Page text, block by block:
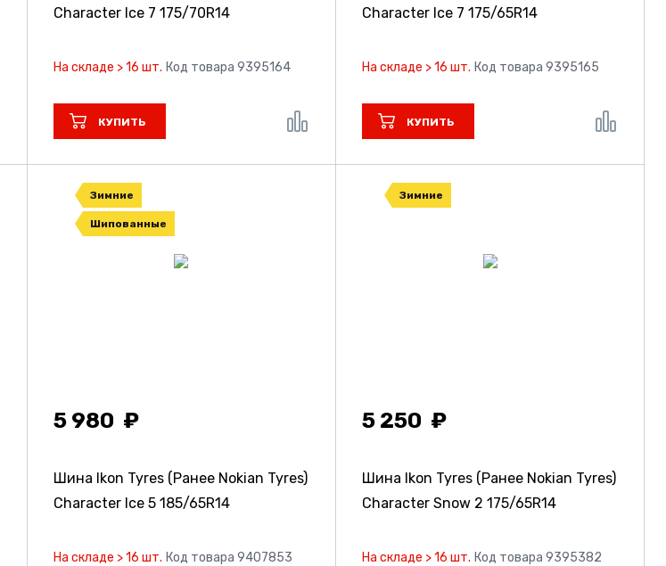
Character Ice 7 175/70R14
На складе > 16 шт. Код товара 9395164
КУПИТЬ
Character Ice 7175/65R14
На складе > 16 шт. Код товара 9395165
КУПИТЬ
Зимние
Шипованные
5 980
Шина Ikon Tyres (Ранее Nokian Tyres)
Character Ice 5 185/65R14
На складе > 16 шт. Код товара 9407853
Зимние
5 250
Шина Ikon Tyres (Ранее Nokian Tyres)
Character Snow 2175/65R14
На складе > 16 шт. Код товара 9395382